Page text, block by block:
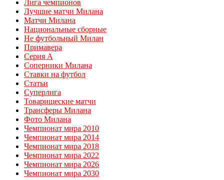
Лига чемпионов
Лучшие матчи Милана
Матчи Милана
Национальные сборные
Не футбольный Милан
Примавера
Серия А
Соперники Милана
Ставки на футбол
Статьи
Суперлига
Товарищеские матчи
Трансферы Милана
Фото Милана
Чемпионат мира 2010
Чемпионат мира 2014
Чемпионат мира 2018
Чемпионат мира 2022
Чемпионат мира 2026
Чемпионат мира 2030